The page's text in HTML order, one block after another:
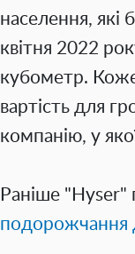
населення, які
квітня 2022
кубометр.
вартість для
компанію, у
Раніше "Hyser"
подорожчання